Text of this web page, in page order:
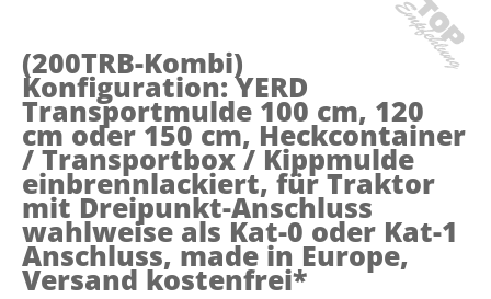
(200TRB-Kombi)
Konfiguration: YERD
Transportmulde 100 cm, 120
cm oder 150 cm, Heckcontainer
/ Transportbox / Kippmulde
einbrennlackiert, für Traktor
mit Dreipunkt-Anschluss
wahlweise als Kat-0 oder Kat-1
Anschluss, made in Europe,
Versand kostenfrei*